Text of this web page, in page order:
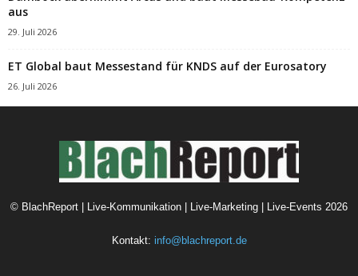
aus
29. Juli 2026
ET Global baut Messestand für KNDS auf der Eurosatory
26. Juli 2026
© BlachReport | Live-Kommunikation | Live-Marketing | Live-Events 2026
Kontakt: info@blachreport.de